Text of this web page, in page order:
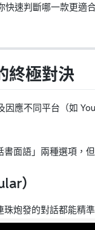
速判斷哪一款更適
終極對決
應不同平台（如
面語」兩種選項，
）
炮發的對話都能精準